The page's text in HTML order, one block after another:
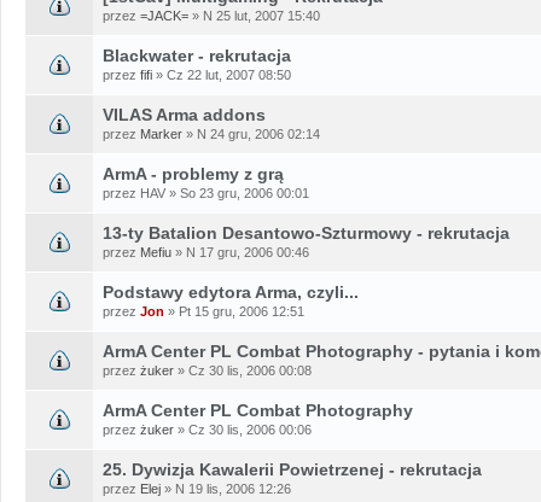
przez =JACK= » N 25 lut, 2007 15:40
Blackwater - rekrutacja
przez fifi » Cz 22 lut, 2007 08:50
VILAS Arma addons
przez Marker » N 24 gru, 2006 02:14
ArmA - problemy z grą
przez HAV » So 23 gru, 2006 00:01
13-ty Batalion Desantowo-Szturmowy - rekrutacja
przez Mefiu » N 17 gru, 2006 00:46
Podstawy edytora Arma, czyli...
przez Jon » Pt 15 gru, 2006 12:51
ArmA Center PL Combat Photography - pytania i
przez żuker » Cz 30 lis, 2006 00:08
ArmA Center PL Combat Photography
przez żuker » Cz 30 lis, 2006 00:06
25. Dywizja Kawalerii Powietrzenej - rekrutacja
przez Elej » N 19 lis, 2006 12:26